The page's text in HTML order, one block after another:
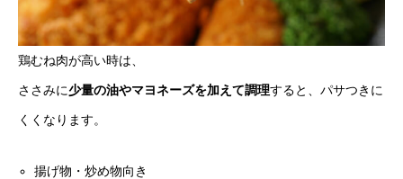
鶏むね肉が高い時は、
ささみに少量の油やマヨネーズを加えて調理すると、パサつきに
くくなります。
揚げ物・炒め物向き